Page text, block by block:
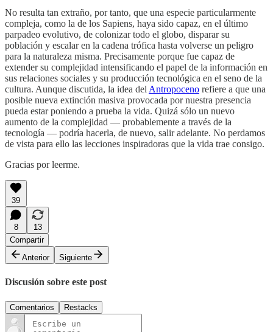
No resulta tan extraño, por tanto, que una especie particularmente
compleja, como la de los Sapiens, haya sido capaz, en el último
parpadeo evolutivo, de colonizar todo el globo, disparar su
población y escalar en la cadena trófica hasta volverse un peligro
para la naturaleza misma. Precisamente porque fue capaz de
extender su complejidad intensificando el papel de la información en
sus relaciones sociales y su producción tecnológica en el seno de la
cultura. Aunque discutida, la idea del Antropoceno refiere a que una
posible nueva extinción masiva provocada por nuestra presencia
pueda estar poniendo a prueba la vida. Quizá sólo un nuevo
aumento de la complejidad — probablemente a través de la
tecnología — podría hacerla, de nuevo, salir adelante. No perdamos
de vista para ello las lecciones inspiradoras que la vida trae consigo.
Gracias por leerme.
39
8
13
Compartir
Anterior
Siguiente
Discusión sobre este post
Comentarios Restacks